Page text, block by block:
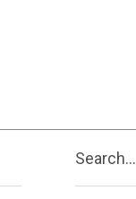
Search...